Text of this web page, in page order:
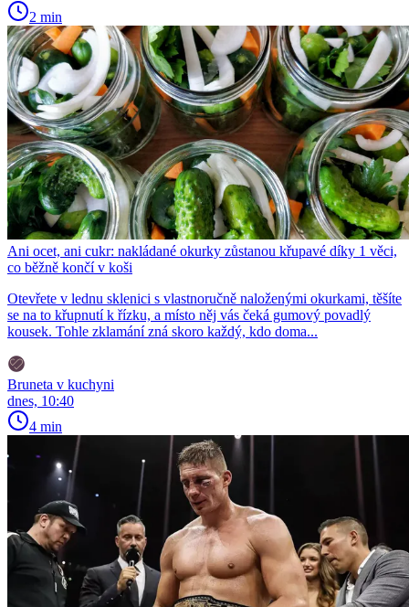
2 min
Ani ocet, ani cukr: nakládané okurky zůstanou křupavé díky 1 věci,
co běžně končí v koši
Otevřete v lednu sklenici s vlastnoručně naloženými okurkami, těšíte
se na to křupnutí k řízku, a místo něj vás čeká gumový povadlý
kousek. Tohle zklamání zná skoro každý, kdo doma...
Bruneta v kuchyni
dnes, 10:40
4 min